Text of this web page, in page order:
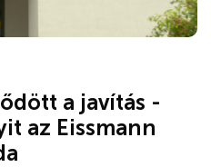
a javítás -
az Eissmann